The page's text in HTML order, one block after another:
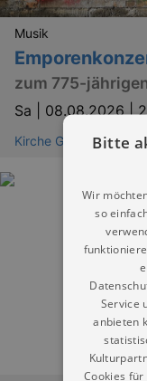
Musik
zum 775-
Sa | 08.08.2026 |
Kirche GrethenBitte
Wir
so
Service
anbieten
Cookies